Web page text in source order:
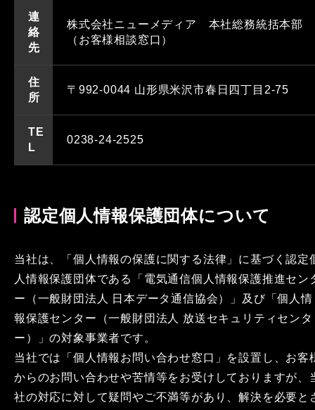
連
絡
先
株式会社ニューメディア 本社総務統括本部
（お客様相談窓口）
住
所
〒992-0044 山形県米沢市春日四丁目2-75
TE
L
0238-24-2525
認定個人情報保護団体について
当社は、「個人情報の保護に関する法律」に基づく認定
人情報保護団体である「電気通信個人情報保護推進セン
ー（一般財団法人 日本データ通信協会）」及び「個人情
報保護センター（一般財団法人 放送セキュリティセンタ
ー）」の対象事業者です。
当社では「個人情報お問い合わせ窓口」を設置し、お客
からのお問い合わせや苦情等をお受けしておりますが、
社の対応に対して疑問やご不満等があり、解決を必要と